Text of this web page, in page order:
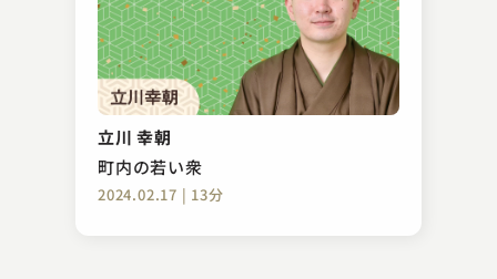
立川 幸朝
町内の若い衆
2024.02.17 | 13分
橘家 蔵之助
ぜんざい公社
2025.04.05 | 17分